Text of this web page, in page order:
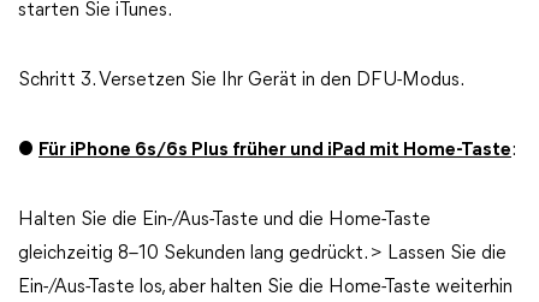
starten Sie iTunes.
Schritt 3. Versetzen Sie Ihr Gerät in den DFU-Modus.
● Für iPhone 6s/6s Plus früher und iPad mit Home-Taste:
Halten Sie die Ein-/Aus-Taste und die Home-Taste
gleichzeitig 8–10 Sekunden lang gedrückt. > Lassen Sie die
Ein-/Aus-Taste los, aber halten Sie die Home-Taste weiterhin